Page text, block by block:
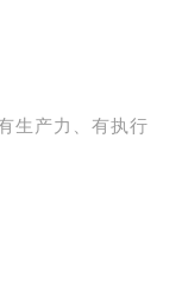
生产力、有执行